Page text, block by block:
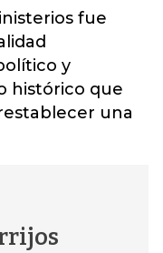
fue
y
histórico que
una